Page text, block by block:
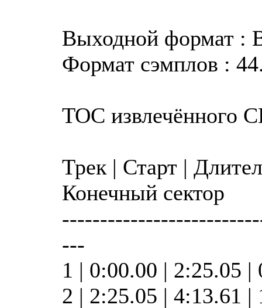
Выходной формат :
Формат сэмплов :
TOC извлечённого
Трек | Старт |
Конечный сектор
---
1 | 0:00.00 | 2:25.05 |
2 | 2:25.05 | 4:13.61 |